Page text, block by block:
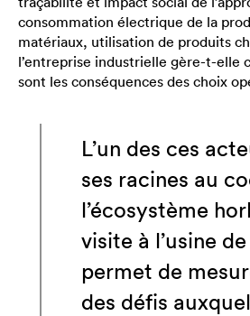
consommation électrique de la
matériaux, utilisation de produits
l’entreprise industrielle gère-t-elle
sont les conséquences des choix
L’un des ces
ses racines au
l’écosystème
visite à l’usine
permet de
des défis